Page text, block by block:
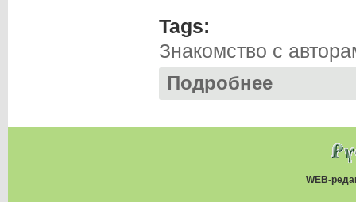
Tags:
Знакомство с
Подробнее
WEB-